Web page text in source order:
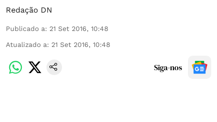
Redação DN
Publicado a: 21 Set 2016, 10:48
Atualizado a: 21 Set 2016, 10:48
Siga-nos